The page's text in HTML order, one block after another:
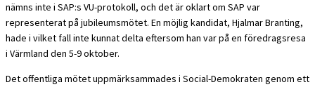
nämns inte i SAP:s VU-protokoll, och det är oklart om SAP var
representerat på jubileumsmötet. En möjlig kandidat, Hjalmar Branting,
hade i vilket fall inte kunnat delta eftersom han var på en föredragsresa
i Värmland den 5-9 oktober.
Det offentliga mötet uppmärksammades i Social-Demokraten genom ett